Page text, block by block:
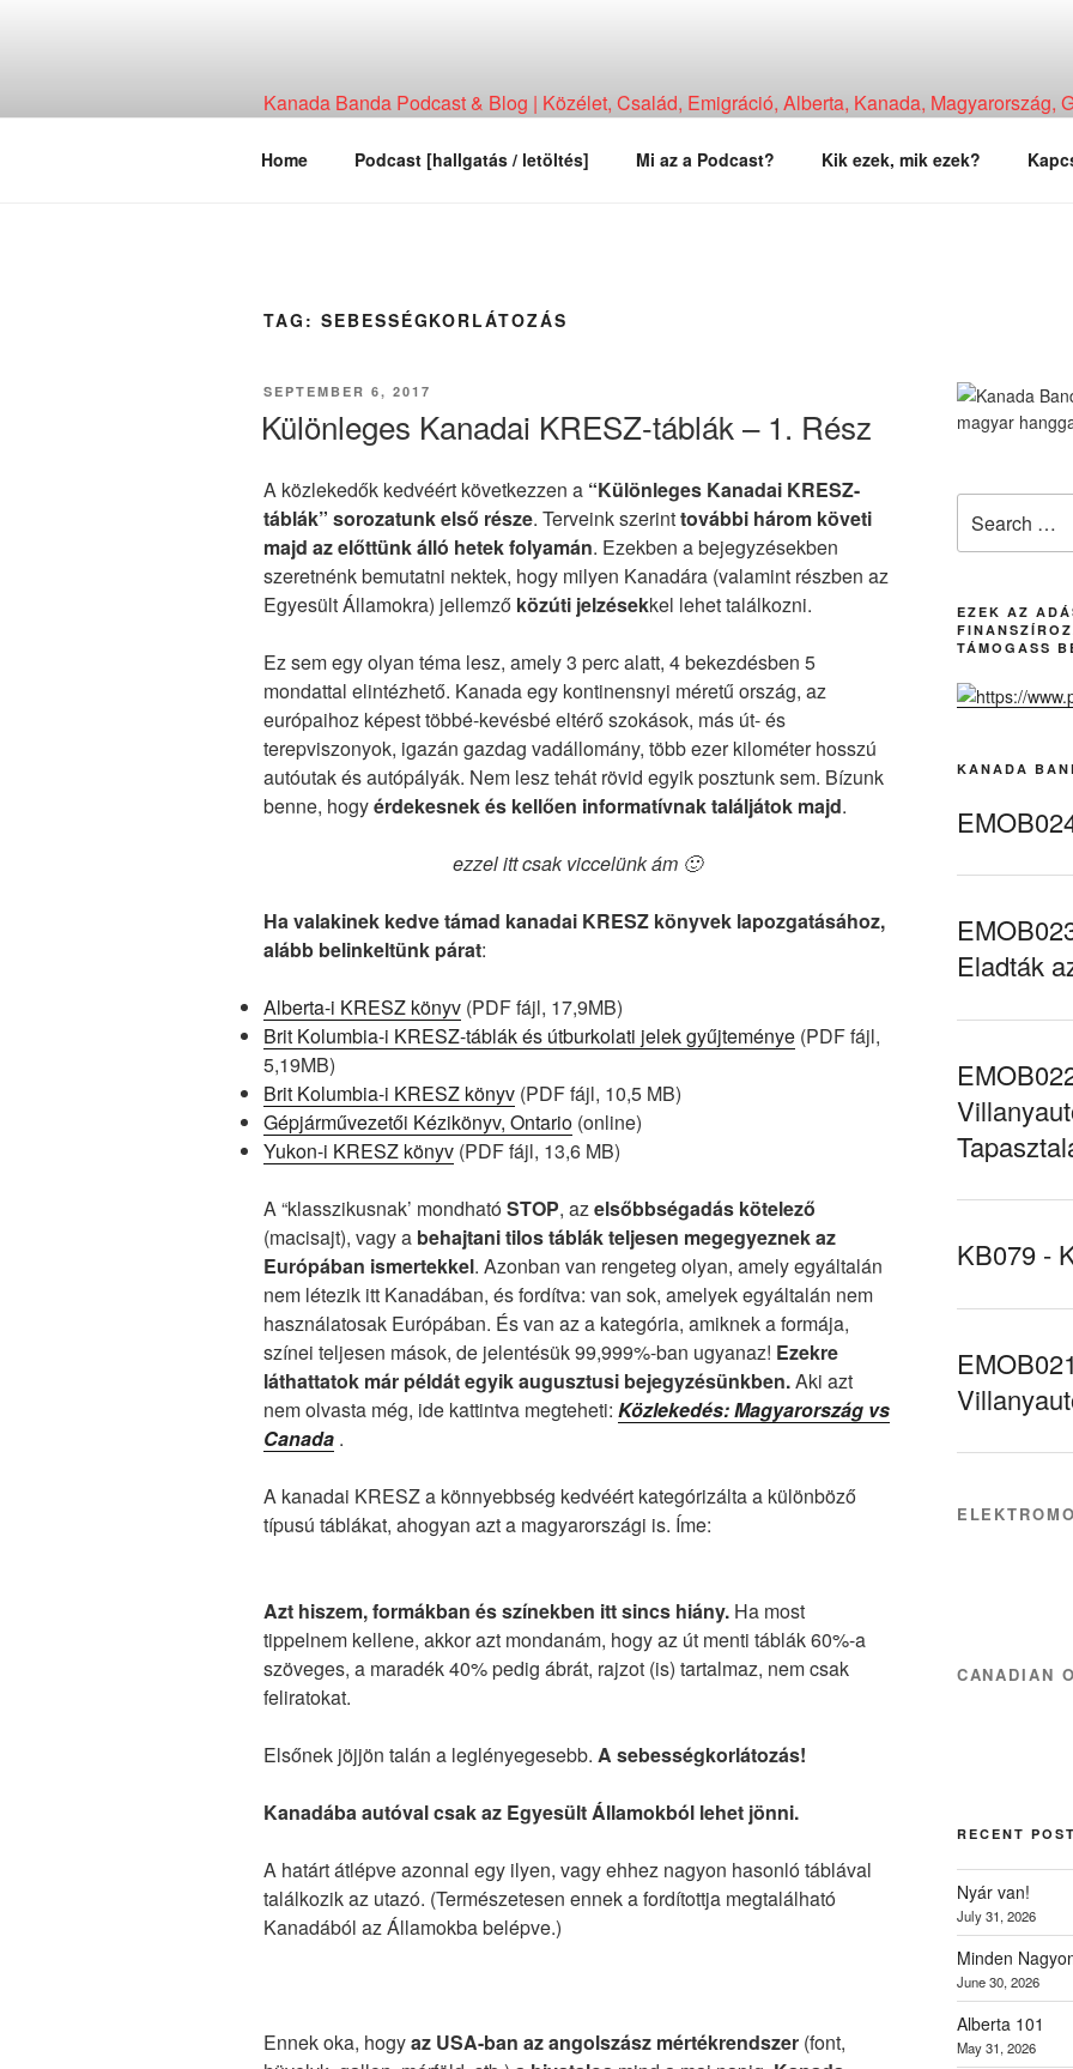
Kanada Banda Podcast & Blog | Közélet, Család, Emigráció, Alberta, Kanada, Magyarország,
Home Podcast [hallgatás / letöltés] Mi az a Podcast? Kik ezek, mik ezek?
TAG: SEBESSÉGKORLÁTOZÁS
POSTED
SEPTEMBER 6, 2017
Különleges Kanadai KRESZ-táblák – 1. Rész
A közlekedők kedvéért következzen a “Különleges Kanadai KRESZ-
táblák” sorozatunk első része. Terveink szerinttovábbi három követi
majd az előttünk álló hetek folyamán. Ezekben a bejegyzésekben
szeretnénk bemutatni nektek, hogy milyen Kanadára (valamint részben az
Egyesült Államokra) jellemző közúti jelzésekkel lehet találkozni.
Ez sem egy olyan téma lesz, amely 3 perc alatt, 4 bekezdésben 5
mondattal elintézhető. Kanada egy kontinensnyi méretű ország, az
európaihoz képest többé-kevésbé eltérő szokások, más út- és
terepviszonyok, igazán gazdag vadállomány, több ezer kilométer hosszú
autóutak és autópályák. Nem lesz tehát rövid egyik posztunk sem. Bízunk
benne, hogyérdekesnek és kellően informatívnak találjátok majd.
ezzel itt csak viccelünk ám 🙂
Ha valakinek kedve támad kanadai KRESZ könyvek lapozgatásához,
alább belinkeltünk párat:
Alberta-i KRESZ könyv (PDF fájl, 17,9MB)
Brit Kolumbia-i KRESZ-táblák és útburkolati jelek gyűjteménye (PDF fájl,
5,19MB)
Brit Kolumbia-i KRESZ könyv (PDF fájl, 10,5 MB)
Gépjárművezetői Kézikönyv, Ontario (online)
Yukon-i KRESZ könyv (PDF fájl, 13,6 MB)
A “klasszikusnak’ mondhatóSTOP, az elsőbbségadás kötelező
(macisajt), vagy a behajtani tilostáblák teljesen megegyeznek az
Európában ismertekkel. Azonban van rengeteg olyan, amely egyáltalán
nem létezik itt Kanadában, és fordítva: van sok, amelyek egyáltalán nem
használatosak Európában. És van az a kategória, amiknek a formája,
színei teljesen mások, de jelentésük 99,999%-ban ugyanaz! Ezekre
láthattatok már példát egyik augusztusi bejegyzésünkben.Aki azt
nem olvasta még, ide kattintva megteheti: Közlekedés: Magyarország vs
Canada .
A kanadai KRESZ a könnyebbség kedvéért kategórizálta a különböző
típusú táblákat, ahogyan azt a magyarországi is. Íme:
Azt hiszem, formákban és színekben itt sincs hiány. Ha most
tippelnem kellene, akkor azt mondanám, hogy az út menti táblák 60%-a
szöveges, a maradék 40% pedig ábrát, rajzot (is) tartalmaz, nem csak
feliratokat.
Elsőnek jöjjön talán a leglényegesebb. A sebességkorlátozás!
Kanadába autóval csak az Egyesült Államokból lehet jönni.
A határt átlépve azonnal egy ilyen, vagy ehhez nagyon hasonló táblával
találkozik az utazó. (Természetesen ennek a fordítottja megtalálható
Kanadából az Államokba belépve.)
Ennek oka, hogyaz USA-ban az angolszász mértékrendszer (font,
for:
EZEK AZ
TÁMOGASS
KANADA
Eladták
KB079 -
CANADIAN
RECENT
Nyár van!
July 31, 2026
Minden
June 30, 2026
Alberta 101
May 31, 2026